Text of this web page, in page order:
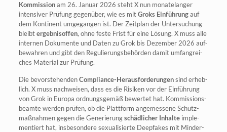
Kom­mis­si­onam 26. Janu­ar 2026 steht X nun mona­te­lan­ger
inten­si­ver Prü­fung gegen­über, wie es mitGroks Ein­füh­rungauf
dem Kon­ti­nent umge­gan­gen ist. Der Zeit­plan der Unter­su­chung
bleibtergeb­nis­of­fen, ohne fes­te Frist für eine Lösung. X muss alle
inter­nen Doku­men­te und Daten zu Grok bis Dezem­ber 2026 auf­
be­wah­ren und gibt den Regu­lie­rungs­be­hör­den damit umfang­rei­
ches Mate­ri­al zur Prüfung.
Die bevor­ste­hen­denCom­pli­ance-Her­aus­for­de­run­gensind erheb­
lich. X muss nach­wei­sen, dass es die Risi­ken vor der Ein­füh­rung
von Grok in Euro­pa ord­nungs­ge­mäß bewer­tet hat. Kom­mis­si­ons­
be­am­te wer­den prü­fen, ob die Platt­form ange­mes­se­ne Schutz­
maß­nah­men gegen die Gene­rie­rungschäd­li­cher Inhal­teimple­
men­tiert hat, ins­be­son­de­re sexua­li­sier­te Deepf­akes mit Min­der­